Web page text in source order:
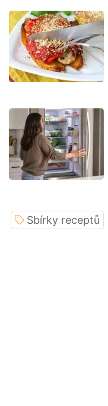
Sbírky receptů